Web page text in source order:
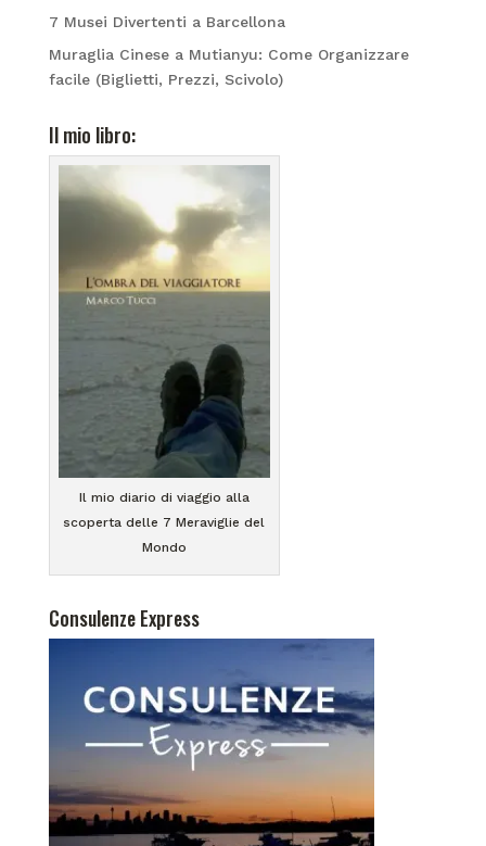
7 Musei Divertenti a Barcellona
Muraglia Cinese a Mutianyu: Come Organizzare
facile (Biglietti, Prezzi, Scivolo)
Il mio libro:
Il mio diario di viaggio alla
scoperta delle 7 Meraviglie del
Mondo
Consulenze Express